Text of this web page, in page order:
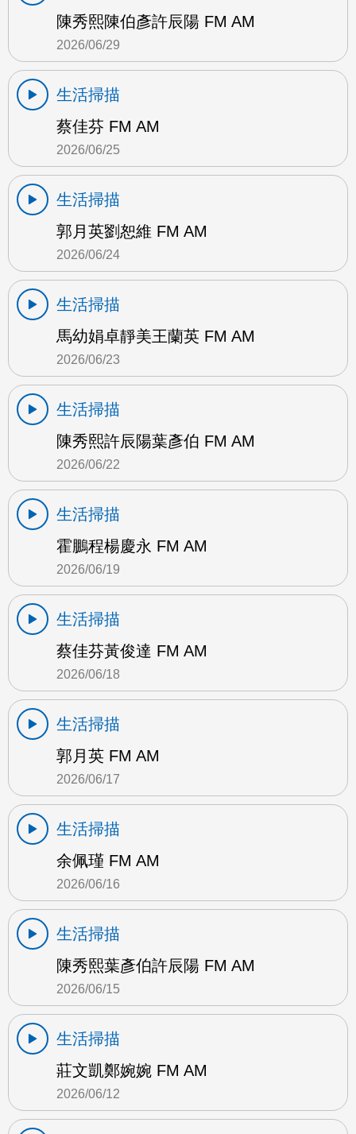
陳秀熙陳伯彥許辰陽 FM AM
2026/06/29
生活掃描
蔡佳芬 FM AM
2026/06/25
生活掃描
郭月英劉恕維 FM AM
2026/06/24
生活掃描
馬幼娟卓靜美王蘭英 FM AM
2026/06/23
生活掃描
陳秀熙許辰陽葉彥伯 FM AM
2026/06/22
生活掃描
霍鵬程楊慶永 FM AM
2026/06/19
生活掃描
蔡佳芬黃俊達 FM AM
2026/06/18
生活掃描
郭月英 FM AM
2026/06/17
生活掃描
余佩瑾 FM AM
2026/06/16
生活掃描
陳秀熙葉彥伯許辰陽 FM AM
2026/06/15
生活掃描
莊文凱鄭婉婉 FM AM
2026/06/12